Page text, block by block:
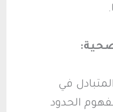
في
الحدود